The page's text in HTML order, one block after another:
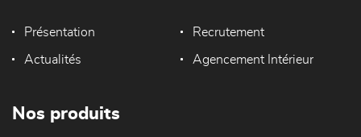
Présentation Recrutement
Actualités Agencement Intérieur
Nos produits